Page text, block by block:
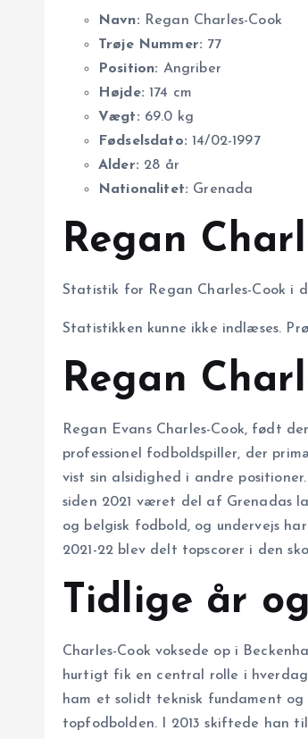
Navn: Regan Charles-Cook
Trøje Nummer: 77
Position: Angriber
Højde: 174 cm
Vægt: 69.0 kg
Fødselsdato: 14/02-1997
Alder: 28 år
Nationalitet: Grenada
Regan
Statistik for Regan Charles-Cook i
Statistikken kunne ikke indlæses.
Regan
Regan Evans Charles-Cook, født
professionel fodboldspiller, der
vist sin alsidighed i andre
siden 2021 været del af Grenadas
og belgisk fodbold, og undervejs
2021-22 blev delt topscorer i den
Tidlige år
Charles-Cook voksede op i
hurtigt fik en central rolle i
ham et solidt teknisk fundament
topfodbolden. I 2013 skiftede han